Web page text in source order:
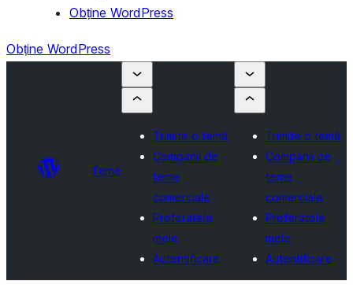
Obține WordPress
Obține WordPress
Teme
Trimite o temă
Companii de
teme
comerciale
Preferatele
mele
Autentificare
Trimite o temă
Companii de
teme
comerciale
Preferatele
mele
Autentificare